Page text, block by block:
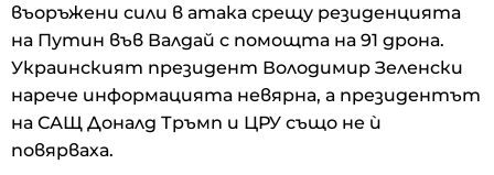
въоръжени сили в атака срещу резиденцията
на Путин във Валдай с помощта на 91 дрона.
Украинският президент Володимир Зеленски
нарече информацията невярна, а президентът
на САЩ Доналд Тръмп и ЦРУ също не ѝ
повярваха.